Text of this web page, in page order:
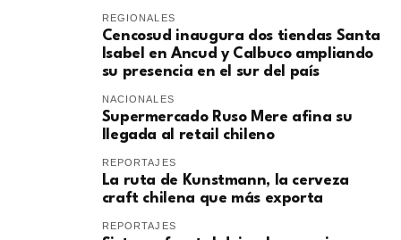
REGIONALES
Cencosud inaugura dos tiendas Santa
Isabel en Ancud y Calbuco ampliando
su presencia en el sur del país
NACIONALES
Supermercado Ruso Mere afina su
llegada al retail chileno
REPORTAJES
La ruta de Kunstmann, la cerveza
craft chilena que más exporta
REPORTAJES